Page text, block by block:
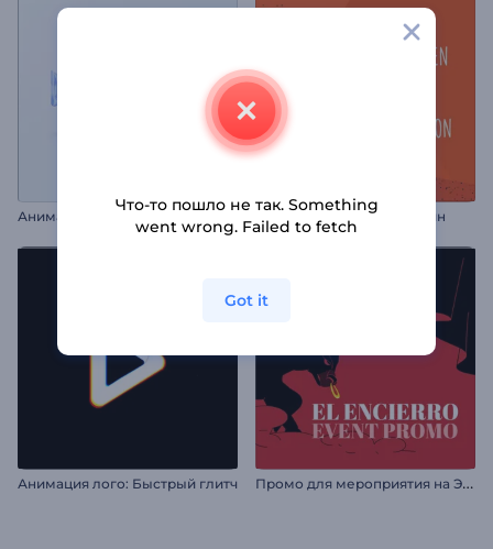
А
нимация бизнес-лого: Глянцевый эффект Приглашение на Хэллоуин
Анимация лого: Быстрый глитч П
ромо для мероприятия на Эль Энсьерро
Что-то пошло не так. Something
went wrong. Failed to fetch
Got it